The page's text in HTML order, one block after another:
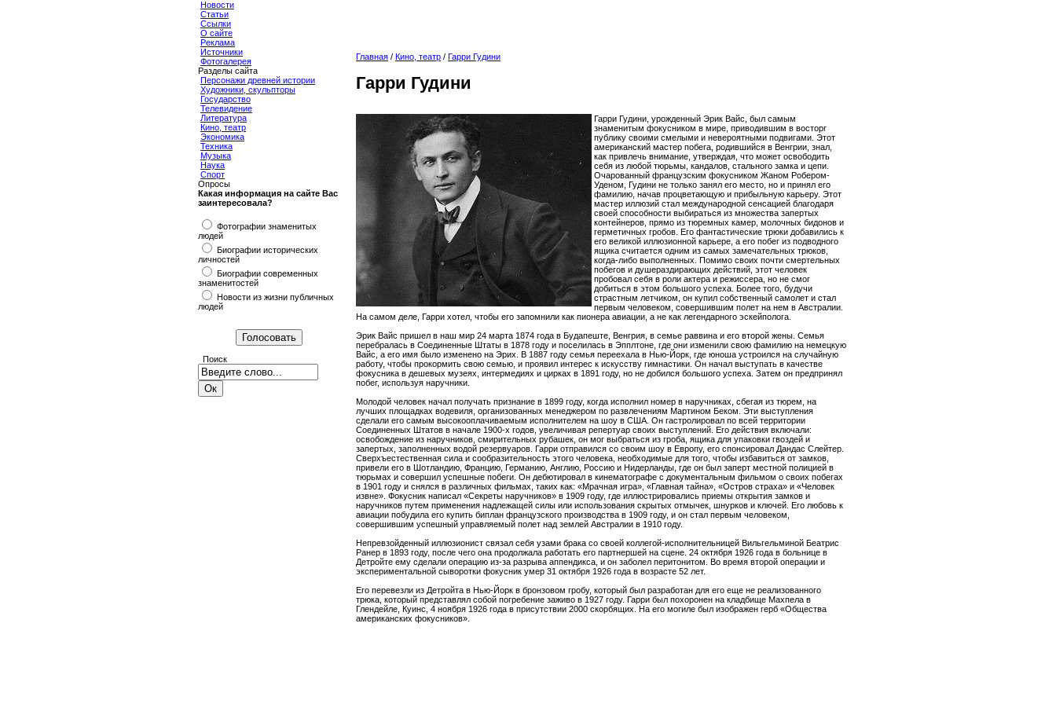
Новости
Статьи
Ссылки
О сайте
Реклама
Источники
Фотогалерея
Разделы сайта
Персонажи древней истории
Художники, скульпторы
Государство
Телевидение
Литература
Кино, театр
Экономика
Техника
Музыка
Наука
Спорт
Опросы
Какая информация на сайте Вас
заинтересовала?
Фотографии знаменитых
людей
Биографии исторических
личностей
Биографии современных
знаменитостей
Новости из жизни публичных
людей
Поиск
Главная / Кино, театр / Гарри Гудини
Гарри Гудини
Гарри Гудини, урожденный Эрик Вайс, был самым
знаменитым фокусником в мире, приводившим в восторг
публику своими смелыми и невероятными подвигами. Этот
американский мастер побега, родившийся в Венгрии, знал,
как привлечь внимание, утверждая, что может освободить
себя из любой тюрьмы, кандалов, стального замка и цепи.
Очарованный французским фокусником Жаном Робером-
Уденом, Гудини не только занял его место, но и принял его
фамилию, начав процветающую и прибыльную карьеру. Этот
мастер иллюзий стал международной сенсацией благодаря
своей способности выбираться из множества запертых
контейнеров, прямо из тюремных камер, молочных бидонов и
герметичных гробов. Его фантастические трюки добавились к
его великой иллюзионной карьере, а его побег из подводного
ящика считается одним из самых замечательных трюков,
когда-либо выполненных. Помимо своих почти смертельных
побегов и душераздирающих действий, этот человек
пробовал себя в роли актера и режиссера, но не смог
добиться в этом большого успеха. Более того, будучи
страстным летчиком, он купил собственный самолет и стал
первым человеком, совершившим полет на нем в Австралии.
На самом деле, Гарри хотел, чтобы его запомнили как пионера авиации, а не как легендарного эскейполога.
Эрик Вайс пришел в наш мир 24 марта 1874 года в Будапеште, Венгрия, в семье раввина и его второй жены. Семья
перебралась в Соединенные Штаты в 1878 году и поселилась в Эпплтоне, где они изменили свою фамилию на немецкую
Вайс, а его имя было изменено на Эрих. В 1887 году семья переехала в Нью-Йорк, где юноша устроился на случайную
работу, чтобы прокормить свою семью, и проявил интерес к искусству гимнастики. Он начал выступать в качестве
фокусника в дешевых музеях, интермедиях и цирках в 1891 году, но не добился большого успеха. Затем он предпринял
побег, используя наручники.
Молодой человек начал получать признание в 1899 году, когда исполнил номер в наручниках, сбегая из тюрем, на
лучших площадках водевиля, организованных менеджером по развлечениям Мартином Беком. Эти выступления
сделали его самым высокооплачиваемым исполнителем на шоу в США. Он гастролировал по всей территории
Соединенных Штатов в начале 1900-х годов, увеличивая репертуар своих выступлений. Его действия включали:
освобождение из наручников, смирительных рубашек, он мог выбраться из гроба, ящика для упаковки гвоздей и
запертых, заполненных водой резервуаров. Гарри отправился со своим шоу в Европу, его спонсировал Дандас Слейтер.
Сверхъестественная сила и сообразительность этого человека, необходимые для того, чтобы избавиться от замков,
привели его в Шотландию, Францию, Германию, Англию, Россию и Нидерланды, где он был заперт местной полицией в
тюрьмах и совершил успешные побеги. Он дебютировал в кинематографе с документальным фильмом о своих побегах
в 1901 году и снялся в различных фильмах, таких как: «Мрачная игра», «Главная тайна», «Остров страха» и «Человек
извне». Фокусник написал «Секреты наручников» в 1909 году, где иллюстрировались приемы открытия замков и
наручников путем применения надлежащей силы или использования скрытых отмычек, шнурков и ключей. Его любовь к
авиации побудила его купить биплан французского производства в 1909 году, и он стал первым человеком,
совершившим успешный управляемый полет над землей Австралии в 1910 году.
Непревзойденный иллюзионист связал себя узами брака со своей коллегой-исполнительницей Вильгельминой Беатрис
Ранер в 1893 году, после чего она продолжала работать его партнершей на сцене. 24 октября 1926 года в больнице в
Детройте ему сделали операцию из-за разрыва аппендикса, и он заболел перитонитом. Во время второй операции и
экспериментальной сыворотки фокусник умер 31 октября 1926 года в возрасте 52 лет.
Его перевезли из Детройта в Нью-Йорк в бронзовом гробу, который был разработан для его еще не реализованного
трюка, который представлял собой погребение заживо в 1927 году. Гарри был похоронен на кладбище Махпела в
Глендейле, Куинс, 4 ноября 1926 года в присутствии 2000 скорбящих. На его могиле был изображен герб «Общества
американских фокусников».